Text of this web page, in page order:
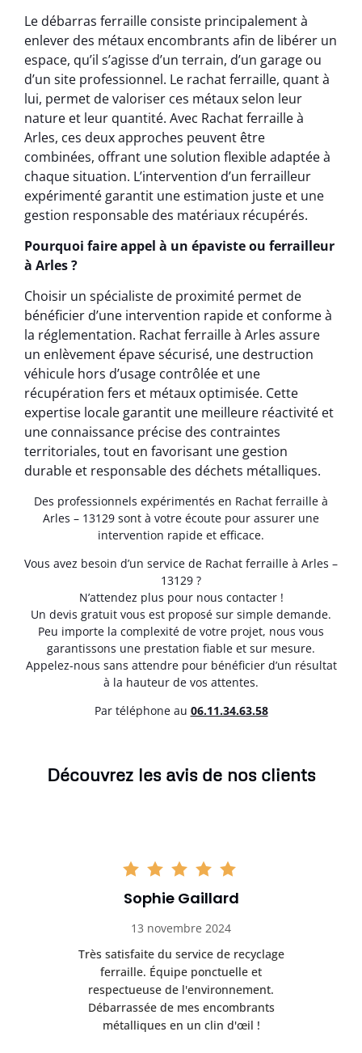
Le débarras ferraille consiste principalement à
enlever des métaux encombrants afin de libérer un
espace, qu’il s’agisse d’un terrain, d’un garage ou
d’un site professionnel. Le rachat ferraille, quant à
lui, permet de valoriser ces métaux selon leur
nature et leur quantité. Avec Rachat ferraille à
Arles, ces deux approches peuvent être
combinées, offrant une solution flexible adaptée à
chaque situation. L’intervention d’un ferrailleur
expérimenté garantit une estimation juste et une
gestion responsable des matériaux récupérés.
Pourquoi faire appel à un épaviste ou ferrailleur
à Arles ?
Choisir un spécialiste de proximité permet de
bénéficier d’une intervention rapide et conforme à
la réglementation. Rachat ferraille à Arles assure
un enlèvement épave sécurisé, une destruction
véhicule hors d’usage contrôlée et une
récupération fers et métaux optimisée. Cette
expertise locale garantit une meilleure réactivité et
une connaissance précise des contraintes
territoriales, tout en favorisant une gestion
durable et responsable des déchets métalliques.
Des professionnels expérimentés en Rachat ferraille à
Arles – 13129 sont à votre écoute pour assurer une
intervention rapide et efficace.
Vous avez besoin d’un service de Rachat ferraille à Arles –
13129 ?
N’attendez plus pour nous contacter !
Un devis gratuit vous est proposé sur simple demande.
Peu importe la complexité de votre projet, nous vous
garantissons une prestation fiable et sur mesure.
Appelez-nous sans attendre pour bénéficier d’un résultat
à la hauteur de vos attentes.
Par téléphone au 06.11.34.63.58
Découvrez les avis de nos clients
Sophie Gaillard
13 novembre 2024
Très satisfaite du service de recyclage
ferraille. Équipe ponctuelle et
respectueuse de l'environnement.
Débarrassée de mes encombrants
métalliques en un clin d'œil !